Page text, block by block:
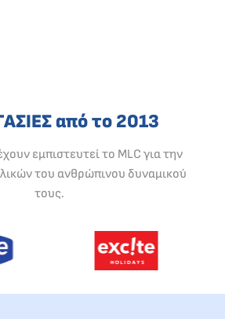
από το 2013
εμπιστευτεί το MLC για την
του ανθρώπινου δυναμικού
τους.